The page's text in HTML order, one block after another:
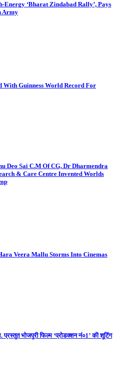
Energy ‘Bharat Zindabad Rally’, Pays
Army
With Guinness World Record For
Deo Sai C.M Of CG, Dr Dharmendra
& Care Centre Invented Worlds
Veera Mallu Storms Into Cinemas
भोजपुरी फिल्म ‘प्रोडक्शन नं०1’ की शूटिंग